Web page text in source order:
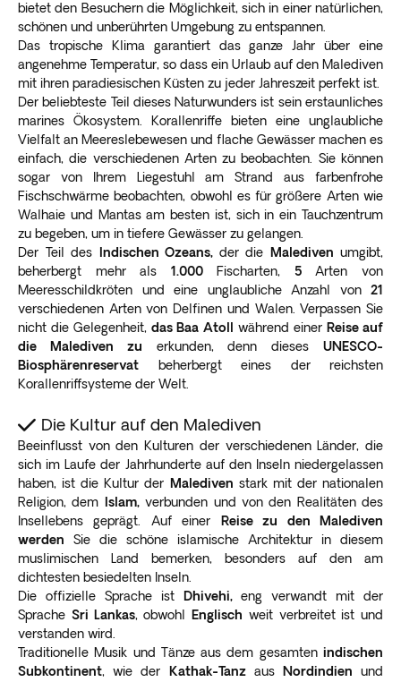
bietet den Besuchern die Möglichkeit, sich in einer natürlichen,
schönen und unberührten Umgebung zu entspannen.
Das tropische Klima garantiert das ganze Jahr über eine
angenehme Temperatur, so dass ein Urlaub auf den Malediven
mit ihren paradiesischen Küsten zu jeder Jahreszeit perfekt ist.
Der beliebteste Teil dieses Naturwunders ist sein erstaunliches
marines Ökosystem. Korallenriffe bieten eine unglaubliche
Vielfalt an Meereslebewesen und flache Gewässer machen es
einfach, die verschiedenen Arten zu beobachten. Sie können
sogar von Ihrem Liegestuhl am Strand aus farbenfrohe
Fischschwärme beobachten, obwohl es für größere Arten wie
Walhaie und Mantas am besten ist, sich in ein Tauchzentrum
zu begeben, um in tiefere Gewässer zu gelangen.
Der Teil des
Indischen Ozeans, der die Malediven umgibt,
beherbergt mehr als1.000 Fischarten, 5Arten von
Meeresschildkröten und eine unglaubliche Anzahl von 21
verschiedenen Arten von Delfinen und Walen. Verpassen Sie
nicht die Gelegenheit,das Baa Atoll während einer Reise auf
die Malediven zu erkunden, denn diesesUNESCO-
Biosphärenreservat beherbergt eines der reichsten
Korallenriffsysteme der Welt.
Die Kultur auf den Malediven
Beeinflusst von den Kulturen der verschiedenen Länder, die
sich im Laufe der Jahrhunderte auf den Inseln niedergelassen
haben, ist die Kultur der Malediven stark mit der nationalen
Religion, dem
Islam,verbunden und von den Realitäten des
Insellebens geprägt. Auf einer
Reise zu den Malediven
werden Sie die schöne islamische Architektur in diesem
muslimischen Land bemerken, besonders auf den am
dichtesten besiedelten Inseln.
Die offizielle Sprache ist
Dhivehi, eng verwandt mit der
Sprache Sri Lankas, obwohl Englisch weit verbreitet ist und
verstanden wird.
Traditionelle Musik und Tänze aus dem gesamten indischen
Subkontinent, wie der Kathak-Tanzaus Nordindien und